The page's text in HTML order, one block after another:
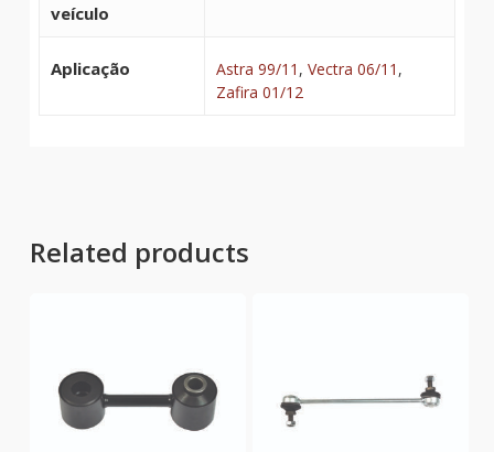
veículo
Aplicação Astra 99/11 , Vectra 06/11 ,
Zafira 01/12
Related products